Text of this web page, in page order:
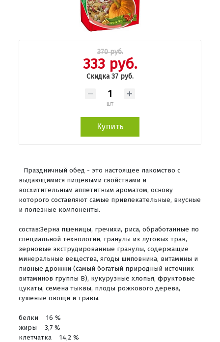
370 руб.
333 руб.
Скидка 37 руб.
шт
Купить
Праздничный обед - это настоящее лакомство с
выдающимися пищевыми свойствами и
восхитительным аппетитным ароматом, основу
которого составляют самые привлекательные, вкусные
и полезные компоненты.
состав:Зерна пшеницы, гречихи, риса, обработанные по
специальной технологии, гранулы из луговых трав,
зерновые экструдированные гранулы, содержащие
минеральные вещества, ягоды шиповника, витамины и
пивные дрожжи (самый богатый природный источник
витаминов группы В), кукурузные хлопья, фруктовые
цукаты, семена тыквы, плоды рожкового дерева,
сушеные овощи и травы.
белки 16 %
жиры 3,7 %
клетчатка 14,2 %